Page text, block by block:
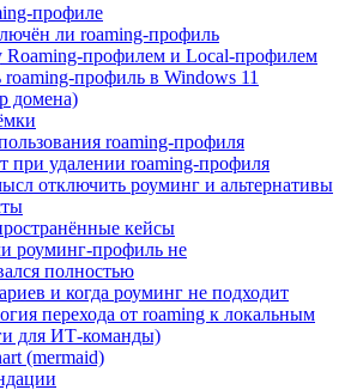
ли roaming‑профиль
Roaming‑профилем и Local‑профилем
в Windows 11
домена)
roaming‑профиля
при удалении roaming‑профиля
отключить роуминг и альтернативы
кейсы
роуминг‑профиль не
полностью
и когда роуминг не подходит
перехода от roaming к локальным
для ИТ‑команды)
(mermaid)